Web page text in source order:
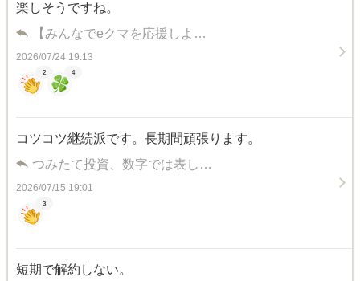
楽しそうですね。
【みんなでeクマを応援しよ…
2026/07/24 19:13
2 4
コツコツ継続派です。長期間頑張ります。
つみたて投資、数字では表し…
2026/07/15 19:01
3
短期で解約しない。